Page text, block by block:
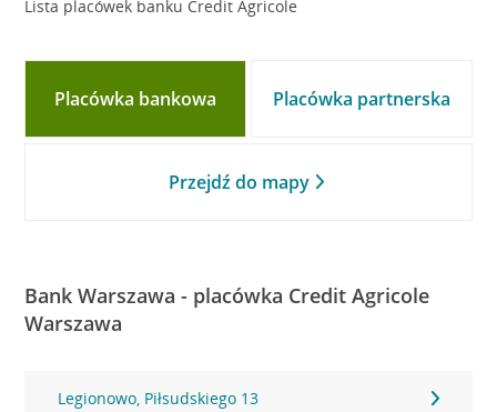
Lista placówek banku Credit Agricole
Placówka bankowa Placówka partnerska
Przejdź do mapy
Bank Warszawa - placówka Credit Agricole
Warszawa
Legionowo, Piłsudskiego 13